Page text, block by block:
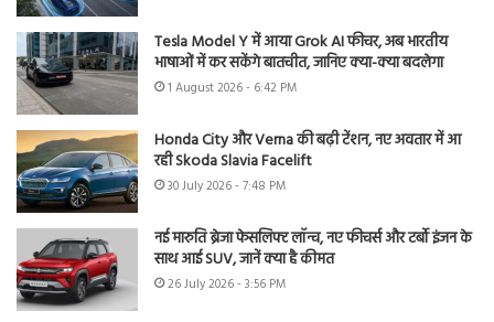
Tesla Model Y में आया Grok AI फीचर, अब भारतीय
भाषाओं में कर सकेंगे बातचीत, जानिए क्या-क्या बदलेगा
1 August 2026 - 6:42 PM
Honda City और Verna की बढ़ी टेंशन, नए अवतार में आ
रही Skoda Slavia Facelift
30 July 2026 - 7:48 PM
नई मारुति ब्रेजा फेसलिफ्ट लॉन्च, नए फीचर्स और टर्बो इंजन के
साथ आई SUV, जानें क्या है कीमत
26 July 2026 - 3:56 PM